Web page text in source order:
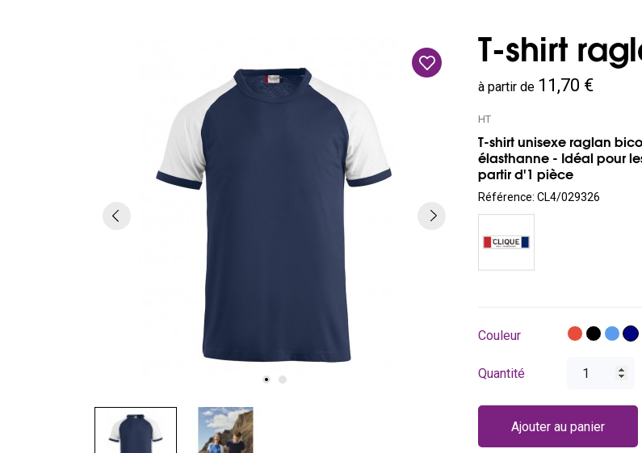
T-shirt
à partir de 11,70 €
HT
T-shirt unisexe raglan
élasthanne - Idéal pour
partir d'1 pièce
Référence: CL4/029326
Couleur Rouge
NoirBleuBleu
Quantité
Ajouter au panier